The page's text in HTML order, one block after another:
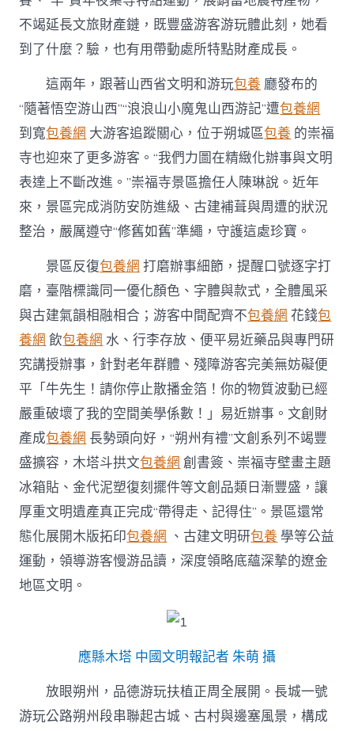
不竭延長文旅財產鏈，既豐盛游客游玩體此刻，她看
到了什麼？驗，也有用帶動處所特點財產成長。
這兩年，跟著山西省文明和游玩包養 廳發布的
“隨著悟空游山西”“浪浪山小魔鬼山西游記”遭包養網
到寬包養網 大游客追蹤關心，位于朔城區包養 的崇福
寺也迎來了更多游客。“我們力圖在精緻化辦事與文明
表達上不斷改進。”崇福寺景區擔任人陳琳說。近年
來，景區完成消防安防進級、古建補葺與周遭的狀況
整治，嚴厲遵守“修舊如舊”準繩，守護這處珍寶。
景區反復包養網 打磨辦事細節，提醒口號逐字打
磨，臺階標識同一優化顏色、字體與款式，全體風采
與古建氣韻相融相合；游客中間配齊不包養網 花錢包
養網 飲包養網 水、行李存放、便平易近藥品與專門研
究講授辦事，針對老年群體、殘障游客完美無妨礙便
平「牛先生！請你停止散播金箔！你的物質波動已經
嚴重破壞了我的空間美學係數！」易近辦事。文創財
產成包養網 長勢頭向好，“朔州有禮”文創系列不竭豐
盛擴容，木塔斗拱文包養網 創書簽、崇福寺壁畫主題
冰箱貼、金代泥塑復刻擺件等文創品類日漸豐盛，讓
厚重文明遺產真正完成“帶得走、記得住”。景區還常
態化展開木版拓印包養網 、古建文明研包養 學等公益
運動，領導游客慢游品讀，深度領略底蘊深摯的遼金
地區文明。
應縣木塔 中國文明報記者 朱萌 攝
放眼朔州，品德游玩扶植正周全展開。長城一號
游玩公路朔州段串聯起古城、古村與邊塞風景，構成